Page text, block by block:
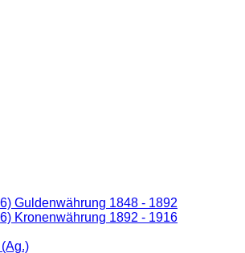
Guldenwährung 1848 - 1892
Kronenwährung 1892 - 1916